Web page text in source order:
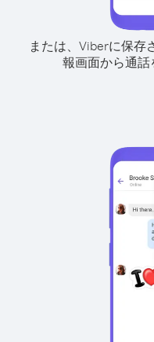
または、Viberに保存
報画面から通話